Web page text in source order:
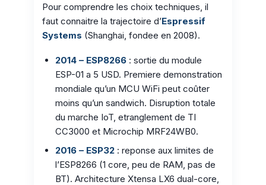
Pour comprendre les choix techniques, il
faut connaitre la trajectoire d’Espressif
Systems (Shanghai, fondee en 2008).
2014 – ESP8266 : sortie du module
ESP-01 a 5 USD. Premiere demonstration
mondiale qu’un MCU WiFi peut coûter
moins qu’un sandwich. Disruption totale
du marche IoT, etranglement de TI
CC3000 et Microchip MRF24WB0.
2016 – ESP32 : reponse aux limites de
l’ESP8266 (1 core, peu de RAM, pas de
BT). Architecture Xtensa LX6 dual-core,